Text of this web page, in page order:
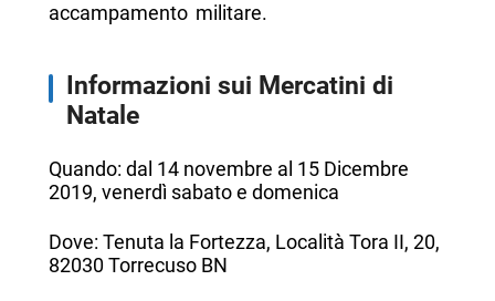
accampamento militare.
Informazioni sui Mercatini di
Natale
Quando: dal 14 novembre al 15 Dicembre
2019, venerdì sabato e domenica
Dove: Tenuta la Fortezza, Località Tora II, 20,
82030 Torrecuso BN